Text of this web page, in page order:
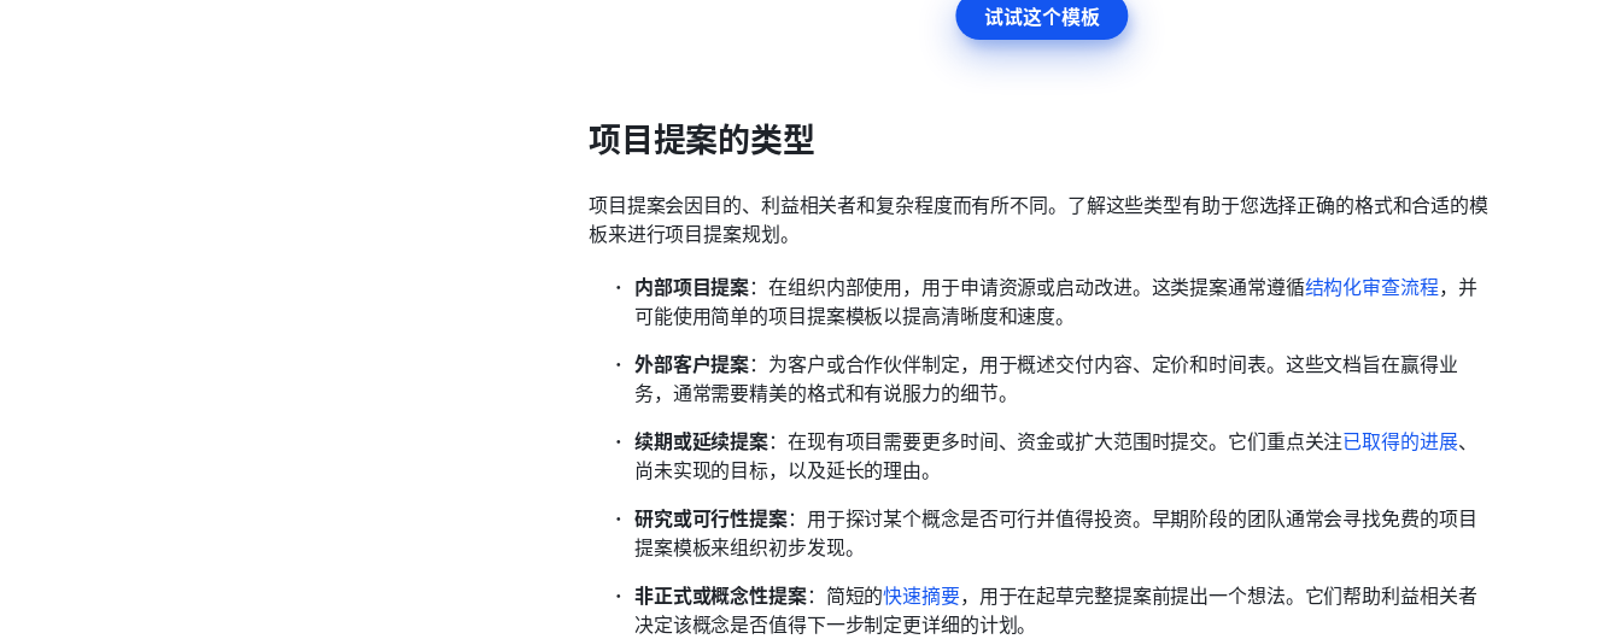
试试这个模板
项目提案的类型
项目提案会因目的、利益相关者和复杂程度而有所不同。了解这些类型有助于您选择正确的格式和合适的模
板来进行项目提案规划。
内部项目提案：在组织内部使用，用于申请资源或启动改进。这类提案通常遵循结构化审查流程，并
可能使用简单的项目提案模板以提高清晰度和速度。
外部客户提案：为客户或合作伙伴制定，用于概述交付内容、定价和时间表。这些文档旨在赢得业
务，通常需要精美的格式和有说服力的细节。
续期或延续提案：在现有项目需要更多时间、资金或扩大范围时提交。它们重点关注已取得的进展、
尚未实现的目标，以及延长的理由。
研究或可行性提案：用于探讨某个概念是否可行并值得投资。早期阶段的团队通常会寻找免费的项目
提案模板来组织初步发现。
非正式或概念性提案：简短的快速摘要，用于在起草完整提案前提出一个想法。它们帮助利益相关者
决定该概念是否值得下一步制定更详细的计划。